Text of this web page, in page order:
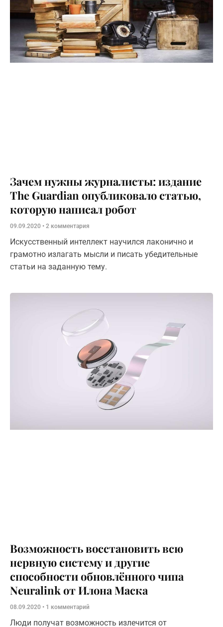
Зачем нужны журналисты: издание
The Guardian опубликовало статью,
которую написал робот
09.09.2020 2 комментария
Искусственный интеллект научился лаконично и
грамотно излагать мысли и писать убедительные
статьи на заданную тему.
Возможность восстановить всю
нервную систему и другие
способности обновлённого чипа
Neuralink от Илона Маска
08.09.2020 1 комментарий
Люди получат возможность излечится от